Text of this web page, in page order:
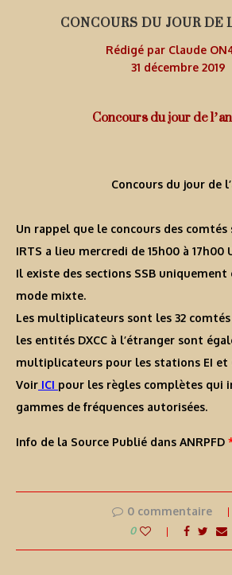
CONCOURS DU JOUR
Rédigé par Claude
31 décembre 2019
Concours du jour de
Concours du jour de
Un rappel que le concours des comtés
IRTS a lieu mercredi de 15h00 à 17h00
Il existe des sections SSB uniquement
mode mixte.
Les multiplicateurs sont les 32
les entités DXCC à l’étranger sont
multiplicateurs pour les stations EI et
Voir ICI pour les règles complètes qui
gammes de fréquences autorisées.
Info de la Source Publié dans ANRPFD
0 commentaire
0